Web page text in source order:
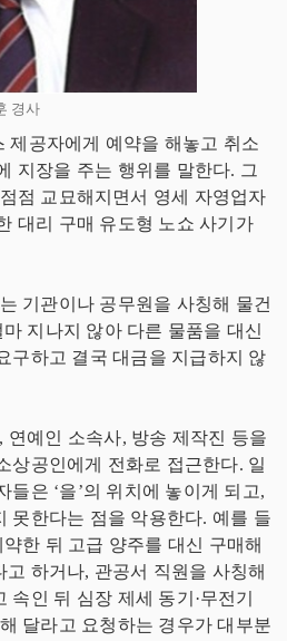
경사
제공자에게 예약을 해놓고 취소
지장을 주는 행위를 말한다. 그
점 교묘해지면서 영세 자영업자
대리 구매 유도형 노쇼 사기가
기관이나 공무원을 사칭해 물건
지나지 않아 다른 물품을 대신
구하고 결국 대금을 지급하지 않
연예인 소속사, 방송 제작진 등을
상공인에게 전화로 접근한다. 일
들은 ‘을’의 위치에 놓이게 되고,
못한다는 점을 악용한다. 예를 들
한 뒤 고급 양주를 대신 구매해
하거나, 관공서 직원을 사칭해
인 뒤 심장 제세 동기·무전기
달라고 요청하는 경우가 대부분